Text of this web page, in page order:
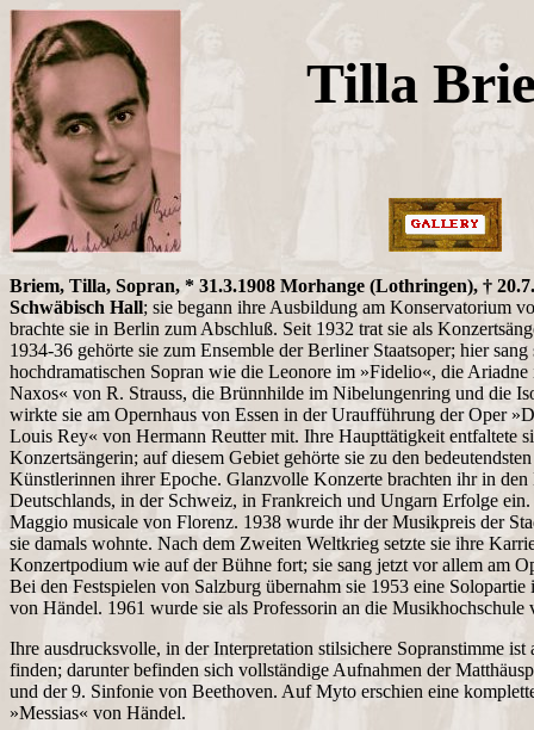
Tilla
Briem, Tilla, Sopran, * 31.3.1908 Morhange (Lothringen), †
Schwäbisch Hall; sie begann ihre Ausbildung am Konservatorium
brachte sie in Berlin zum Abschluß. Seit 1932 trat sie als
1934-36 gehörte sie zum Ensemble der Berliner Staatsoper; hier
hochdramatischen Sopran wie die Leonore im »Fidelio«, die
Naxos« von R. Strauss, die Brünnhilde im Nibelungenring und die
wirkte sie am Opernhaus von Essen in der Uraufführung der Oper
Louis Rey« von Hermann Reutter mit. Ihre Haupttätigkeit entfaltete
Konzertsängerin; auf diesem Gebiet gehörte sie zu den
Künstlerinnen ihrer Epoche. Glanzvolle Konzerte brachten ihr in den
Deutschlands, in der Schweiz, in Frankreich und Ungarn Erfolge ein.
Maggio musicale von Florenz. 1938 wurde ihr der Musikpreis der
sie damals wohnte. Nach dem Zweiten Weltkrieg setzte sie ihre
Konzertpodium wie auf der Bühne fort; sie sang jetzt vor allem am
Bei den Festspielen von Salzburg übernahm sie 1953 eine Solopartie
von Händel. 1961 wurde sie als Professorin an die Musikhochschule
Ihre ausdrucksvolle, in der Interpretation stilsichere Sopranstimme
finden; darunter befinden sich vollständige Aufnahmen der
und der 9. Sinfonie von Beethoven. Auf Myto erschien eine
»Messias« von Händel.